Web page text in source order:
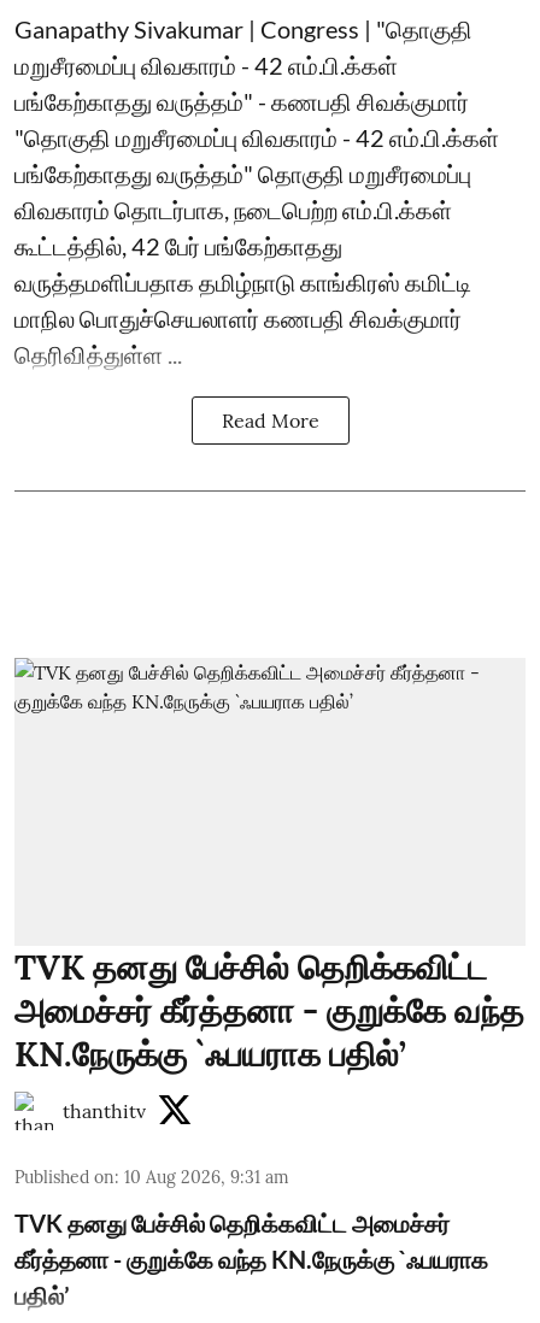
Ganapathy Sivakumar | Congress | "தொகுதி
மறுசீரமைப்பு விவகாரம் - 42 எம்.பி.க்கள்
பங்கேற்காதது வருத்தம்" - கணபதி சிவக்குமார்
"தொகுதி மறுசீரமைப்பு விவகாரம் - 42 எம்.பி.க்கள்
பங்கேற்காதது வருத்தம்" தொகுதி மறுசீரமைப்பு
விவகாரம் தொடர்பாக, நடைபெற்ற எம்.பி.க்கள்
கூட்டத்தில், 42 பேர் பங்கேற்காதது
வருத்தமளிப்பதாக தமிழ்நாடு காங்கிரஸ் கமிட்டி
மாநில பொதுச்செயலாளர் கணபதி சிவக்குமார்
தெரிவித்துள்ள ...
Read More
TVK தனது பேச்சில் தெறிக்கவிட்ட
அமைச்சர் கீர்த்தனா - குறுக்கே வந்த
KN.நேருக்கு `ஃபயராக பதில்’
thanthitv
Published on: 10 Aug 2026, 9:31 am
TVK தனது பேச்சில் தெறிக்கவிட்ட அமைச்சர்
கீர்த்தனா - குறுக்கே வந்த KN.நேருக்கு `ஃபயராக
பதில்’